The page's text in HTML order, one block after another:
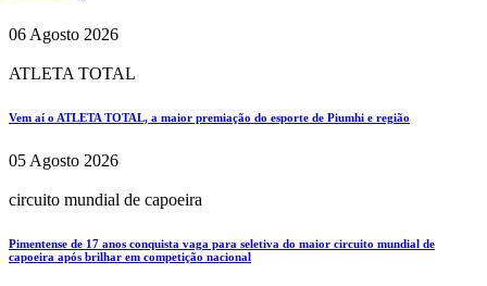
06 Agosto 2026
ATLETA TOTAL
Vem aí o ATLETA TOTAL, a maior premiação do esporte de Piumhi e região
05 Agosto 2026
circuito mundial de capoeira
Pimentense de 17 anos conquista vaga para seletiva do maior circuito mundial de
capoeira após brilhar em competição nacional